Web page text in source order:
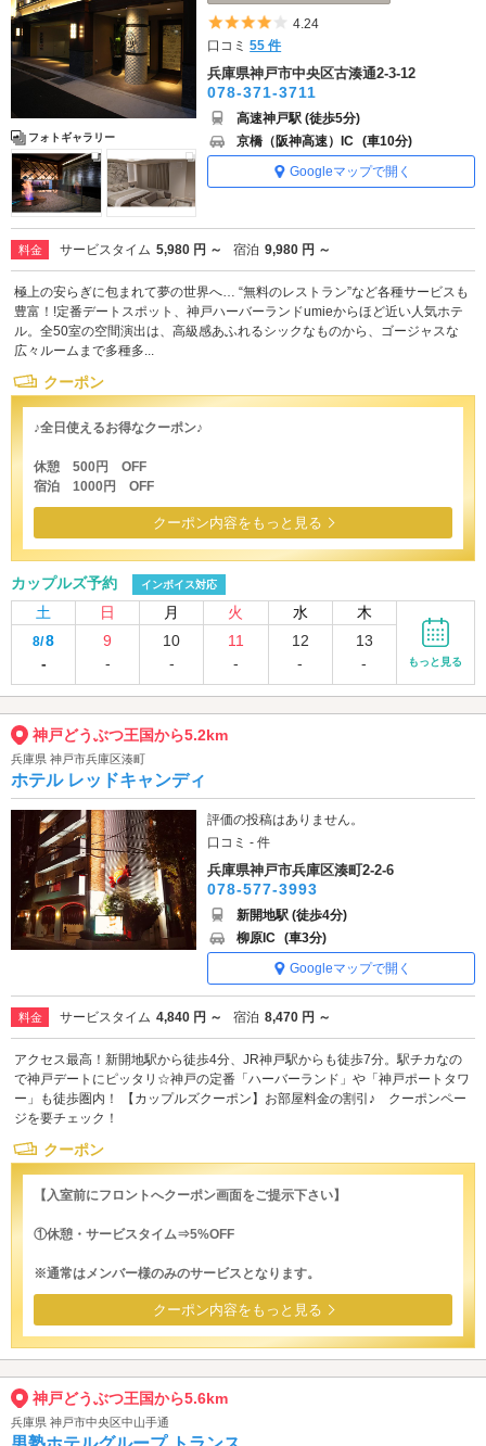
フォトギャラリー
5つ星のうち4
4.24
口コミ55 件
兵庫県神戸市中央区古湊通2-3-12
078-371-3711
高速神戸駅 (徒歩5分)
京橋（阪神高速）IC (車10分)
Googleマップで開く
料金 サービスタイム 5,980 円 ～ 宿泊 9,980 円 ～
極上の安らぎに包まれて夢の世界へ… “無料のレストラン”など各種サービスも
豊富！!定番デートスポット、神戸ハーバーランドumieからほど近い人気ホテ
ル。全50室の空間演出は、高級感あふれるシックなものから、ゴージャスな
広々ルームまで多種多...
クーポン
♪全日使えるお得なクーポン♪
休憩 500円 OFF
宿泊 1000円 OFF
クーポン内容をもっと見る
カップルズ予約 インボイス対応
土 日 月 火 水 木
8/8
-
9
-
10
-
11
-
12
-
13
-
もっと見る
神戸どうぶつ王国から5.2km
兵庫県 神戸市兵庫区湊町
ホテル レッドキャンディ
評価の投稿はありません。
口コミ - 件
兵庫県神戸市兵庫区湊町2-2-6
078-577-3993
新開地駅 (徒歩4分)
柳原IC (車3分)
Googleマップで開く
料金 サービスタイム 4,840 円 ～ 宿泊 8,470 円 ～
アクセス最高！新開地駅から徒歩4分、JR神戸駅からも徒歩7分。駅チカなの
で神戸デートにピッタリ☆神戸の定番「ハーバーランド」や「神戸ポートタワ
ー」も徒歩圏内！ 【カップルズクーポン】お部屋料金の割引♪ クーポンペー
ジを要チェック！
クーポン
【入室前にフロントへクーポン画面をご提示下さい】
①休憩・サービスタイム⇒5%OFF
※通常はメンバー様のみのサービスとなります。
クーポン内容をもっと見る
神戸どうぶつ王国から5.6km
兵庫県 神戸市中央区中山手通